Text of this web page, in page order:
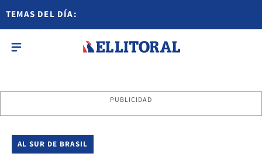
TEMAS DEL DÍA:
PUBLICIDAD
AL SUR DE BRASIL